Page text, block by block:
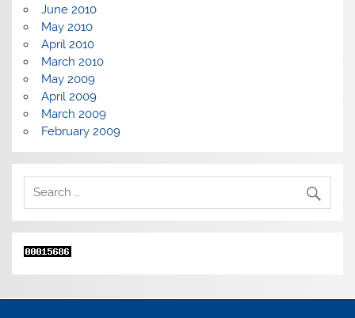
June 2010
May 2010
April 2010
March 2010
May 2009
April 2009
March 2009
February 2009